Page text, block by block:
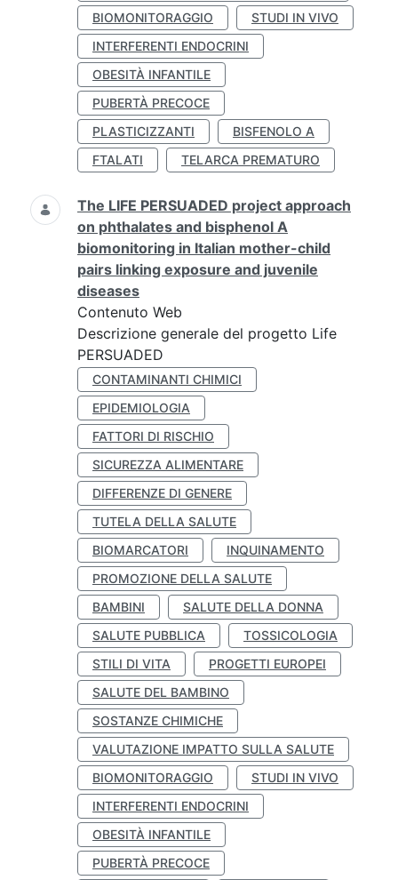
BIOMONITORAGGIO
STUDI IN VIVO
INTERFERENTI ENDOCRINI
OBESITÀ INFANTILE
PUBERTÀ PRECOCE
PLASTICIZZANTI
BISFENOLO A
FTALATI
TELARCA PREMATURO
The LIFE PERSUADED project approach
on phthalates and bisphenol A
biomonitoring in Italian mother-child
pairs linking exposure and juvenile
diseases
Contenuto Web
Descrizione generale del progetto Life
PERSUADED
CONTAMINANTI CHIMICI
EPIDEMIOLOGIA
FATTORI DI RISCHIO
SICUREZZA ALIMENTARE
DIFFERENZE DI GENERE
TUTELA DELLA SALUTE
BIOMARCATORI
INQUINAMENTO
PROMOZIONE DELLA SALUTE
BAMBINI
SALUTE DELLA DONNA
SALUTE PUBBLICA
TOSSICOLOGIA
STILI DI VITA
PROGETTI EUROPEI
SALUTE DEL BAMBINO
SOSTANZE CHIMICHE
VALUTAZIONE IMPATTO SULLA SALUTE
BIOMONITORAGGIO
STUDI IN VIVO
INTERFERENTI ENDOCRINI
OBESITÀ INFANTILE
PUBERTÀ PRECOCE